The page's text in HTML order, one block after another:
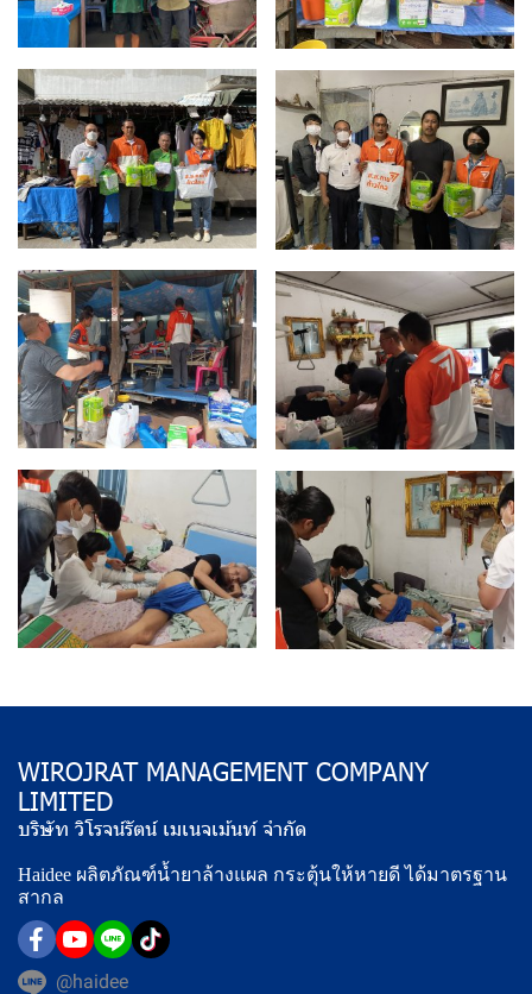
WIROJRAT MANAGEMENT COMPANY
LIMITED
บริษัท วิโรจน์รัตน์ เมเนจเม้นท์ จำกัด
Haidee ผลิตภัณฑ์น้ำยาล้างแผล กระตุ้นให้หายดี ได้มาตรฐาน
สากล
@haidee